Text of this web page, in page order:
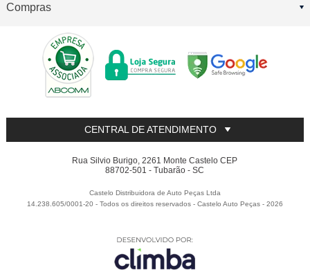
Compras
CENTRAL DE ATENDIMENTO
Rua Silvio Burigo, 2261 Monte Castelo CEP
88702-501 - Tubarão - SC
Castelo Distribuidora de Auto Peças Ltda
14.238.605/0001-20 - Todos os direitos reservados -Castelo Auto Peças -2026